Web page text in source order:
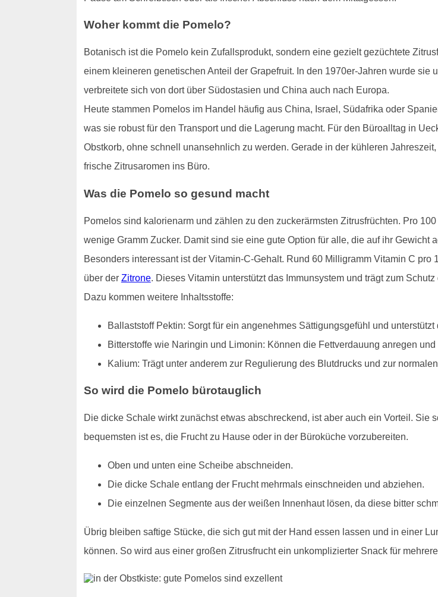
Woher kommt die Pomelo?
Botanisch ist die Pomelo kein Zufallsprodukt, sondern eine gezielt gezüchtete
einem kleineren genetischen Anteil der Grapefruit. In den 1970er-Jahren wurde sie
verbreitete sich von dort über Südostasien und China auch nach Europa.
Heute stammen Pomelos im Handel häufig aus China, Israel, Südafrika oder
was sie robust für den Transport und die Lagerung macht. Für den Büroalltag in
Obstkorb, ohne schnell unansehnlich zu werden. Gerade in der kühleren
frische Zitrusaromen ins Büro.
Was die Pomelo so gesund macht
Pomelos sind kalorienarm und zählen zu den zuckerärmsten Zitrusfrüchten. Pro
wenige Gramm Zucker. Damit sind sie eine gute Option für alle, die auf ihr Gewicht
Besonders interessant ist der Vitamin-C-Gehalt. Rund 60 Milligramm Vitamin C
über der Zitrone. Dieses Vitamin unterstützt das Immunsystem und trägt zum
Dazu kommen weitere Inhaltsstoffe:
Ballaststoff Pektin: Sorgt für ein angenehmes Sättigungsgefühl und unterstützt
Bitterstoffe wie Naringin und Limonin: Können die Fettverdauung anregen
Kalium: Trägt unter anderem zur Regulierung des Blutdrucks und zur
So wird die Pomelo bürotauglich
Die dicke Schale wirkt zunächst etwas abschreckend, ist aber auch ein Vorteil. Sie
bequemsten ist es, die Frucht zu Hause oder in der Büroküche vorzubereiten.
Oben und unten eine Scheibe abschneiden.
Die dicke Schale entlang der Frucht mehrmals einschneiden und abziehen.
Die einzelnen Segmente aus der weißen Innenhaut lösen, da diese bitter
Übrig bleiben saftige Stücke, die sich gut mit der Hand essen lassen und in einer
können. So wird aus einer großen Zitrusfrucht ein unkomplizierter Snack für